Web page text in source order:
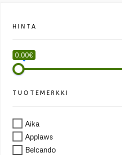
HINTA
0.00€
TUOTEMERKKI
Aika
Applaws
Belcando